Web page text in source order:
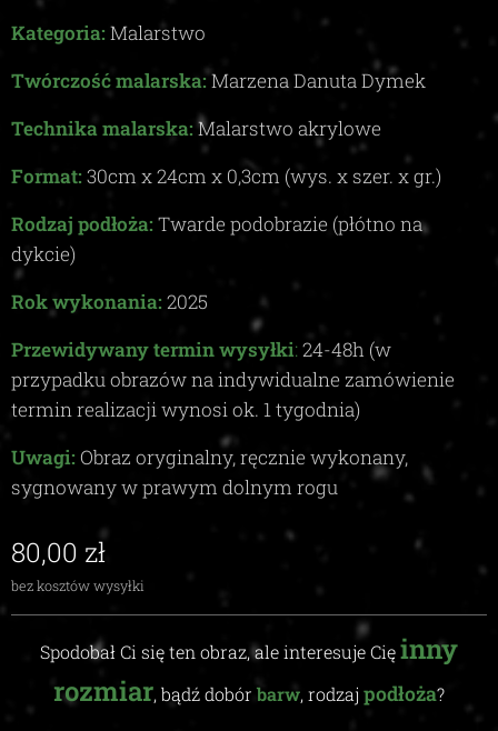
Kategoria: Malarstwo
Twórczość malarska:Marzena Danuta Dymek
Technika malarska: Malarstwo akrylowe
Format: 30cm x24cm x 0,3cm (wys. x szer. x gr.)
Rodzaj podłoża: Twarde podobrazie (płótno na
dykcie)
Rok wykonania: 2025
Przewidywany termin wysyłki:24-48h (w
przypadku obrazów na indywidualne zamówienie
termin realizacji wynosi ok. 1tygodnia)
Uwagi: Obraz oryginalny, ręcznie wykonany,
sygnowany w prawym dolnym rogu
80,00 zł
bez kosztów wysyłki
Spodobał Ci się ten obraz, ale interesuje Cięinny
rozmiar, bądź dobór barw, rodzaj podłoża?